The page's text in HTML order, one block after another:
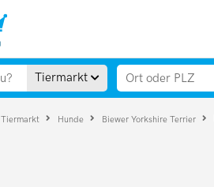
Tiermarkt
Tiermarkt Hunde Biewer Yorkshire Terrier